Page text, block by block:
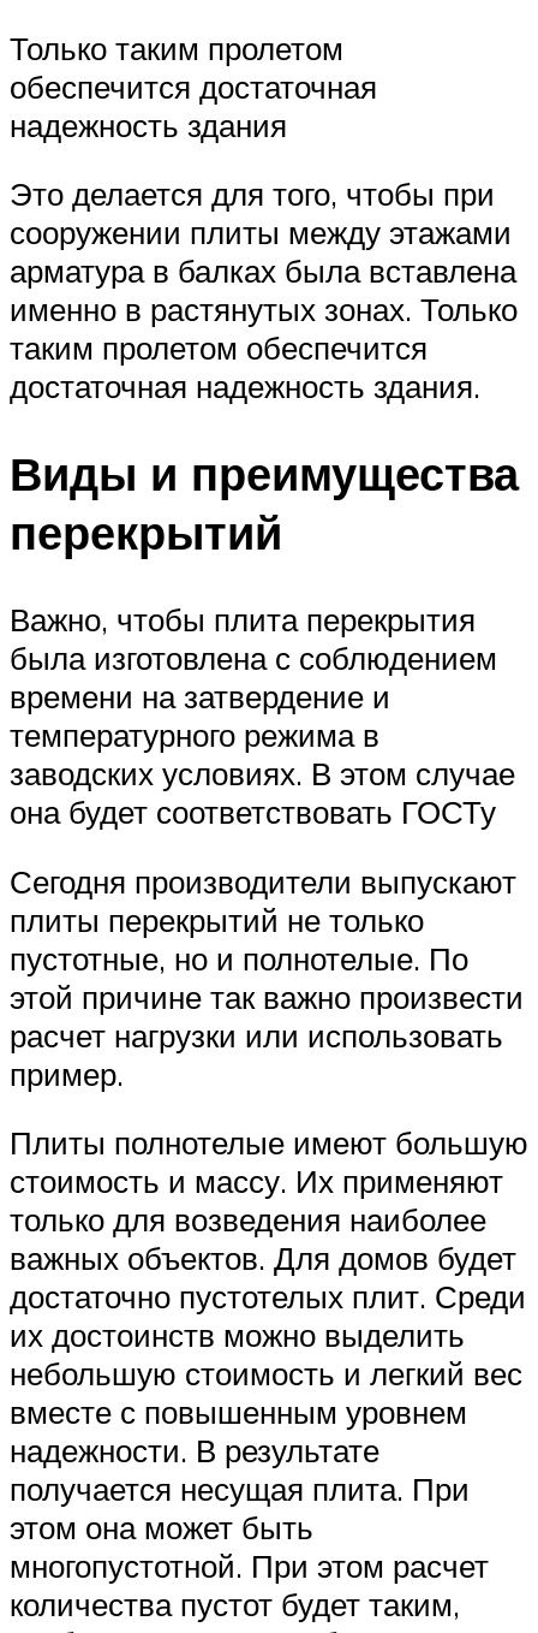
Только таким пролетом
обеспечится достаточная
надежность здания
Это делается для того, чтобы при
сооружении плиты между этажами
арматура в балках была вставлена
именно в растянутых зонах. Только
таким пролетом обеспечится
достаточная надежность здания.
Виды и преимущества
перекрытий
Важно, чтобы плита перекрытия
была изготовлена с соблюдением
времени на затвердение и
температурного режима в
заводских условиях. В этом случае
она будет соответствовать ГОСТу
Сегодня производители выпускают
плиты перекрытий не только
пустотные, но и полнотелые. По
этой причине так важно произвести
расчет нагрузки или использовать
пример.
Плиты полнотелые имеют большую
стоимость и массу. Их применяют
только для возведения наиболее
важных объектов. Для домов будет
достаточно пустотелых плит. Среди
их достоинств можно выделить
небольшую стоимость и легкий вес
вместе с повышенным уровнем
надежности. В результате
получается несущая плита. При
этом она может быть
многопустотной. При этом расчет
количества пустот будет таким,